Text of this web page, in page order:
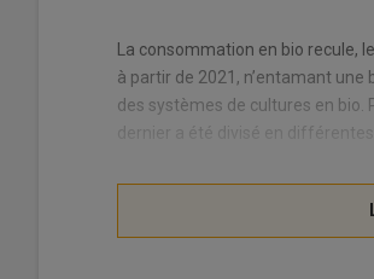
La consommation en bio recule,
à partir de 2021, n’entamant une
des systèmes de cultures en
dernier a été divisé en différentes